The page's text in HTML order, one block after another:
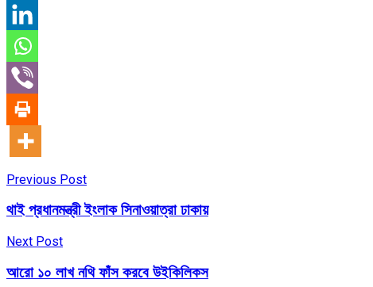
Previous Post
থাই প্রধানমন্ত্রী ইংলাক সিনাওয়াত্রা ঢাকায়
Next Post
আরো ১০ লাখ নথি ফাঁস করবে উইকিলিকস